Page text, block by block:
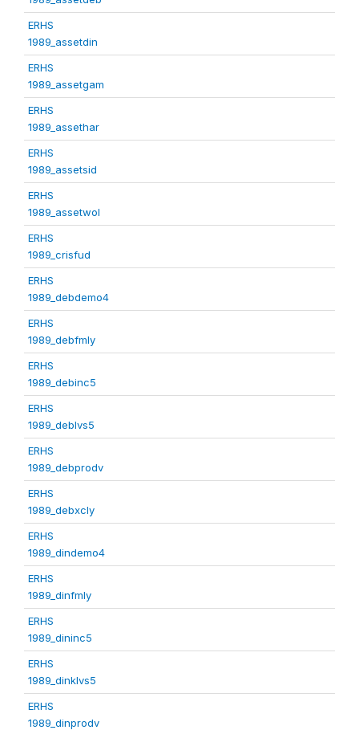
ERHS
1989_assetdin
ERHS
1989_assetgam
ERHS
1989_assethar
ERHS
1989_assetsid
ERHS
1989_assetwol
ERHS
1989_crisfud
ERHS
1989_debdemo4
ERHS
1989_debfmly
ERHS
1989_debinc5
ERHS
1989_deblvs5
ERHS
1989_debprodv
ERHS
1989_debxcly
ERHS
1989_dindemo4
ERHS
1989_dinfmly
ERHS
1989_dininc5
ERHS
1989_dinklvs5
ERHS
1989_dinprodv